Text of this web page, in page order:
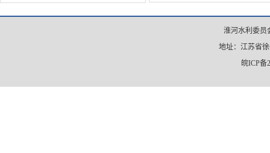
淮河水利委员
地址：江苏省
皖ICP备